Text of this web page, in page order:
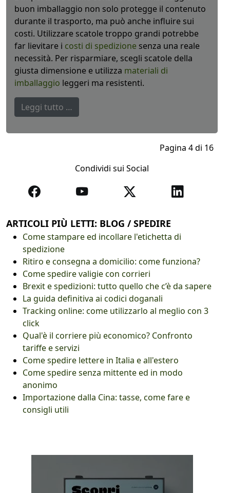
buon imballaggio non solo protegge il contenuto
durante il trasporto, ma può anche influire sui
costi. Utilizzare scatole troppo grandi potrebbe
far lievitare i costi di spedizione senza una reale
necessità. Per risparmiare, scegli scatole della
giusta dimensione e utilizza materiali di
imballaggio leggeri ma resistenti.
Leggi tutto …
Pagina 4 di 16
Condividi sui Social
ARTICOLI PIÙ LETTI: BLOG / SPEDIRE
Come stampare ed incollare l'etichetta di
spedizione
Ritiro e consegna a domicilio: come funziona?
Come spedire valigie con corrieri
Brexit e spedizioni: tutto quello che c’è da sapere
La guida definitiva ai codici doganali
Tracking online: come utilizzarlo al meglio con 3
click
Qual'è il corriere più economico? Confronto
tariffe e servizi
Come spedire lettere in Italia e all'estero
Come spedire senza mittente ed in modo
anonimo
Importazione dalla Cina: tasse, come fare e
consigli utili